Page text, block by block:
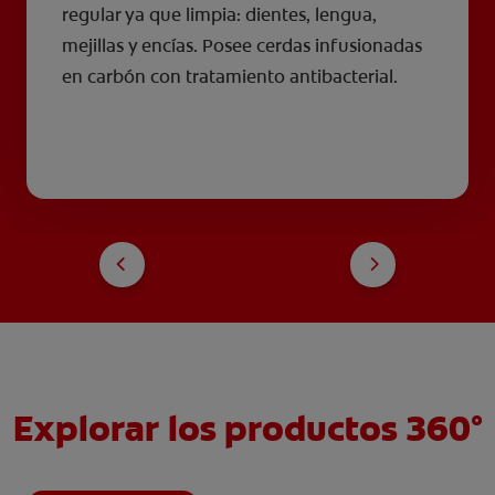
regular ya que limpia: dientes, lengua,
mejillas y encías. Posee cerdas infusionadas
en carbón con tratamiento antibacterial.
Explorar los productos 360°